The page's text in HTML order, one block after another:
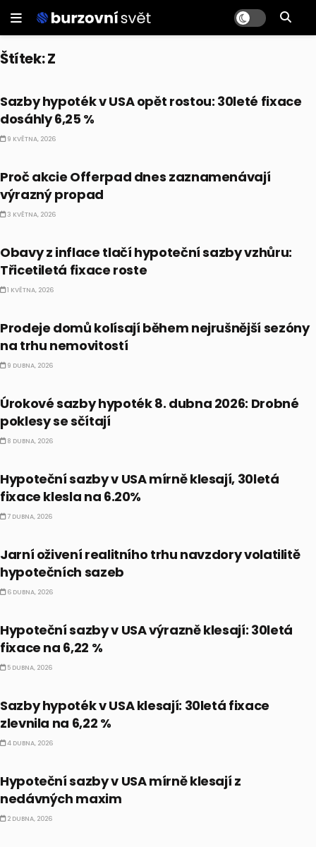
Štítek:Z
Sazby hypoték v USA opět rostou: 30leté fixace
dosáhly 6,25 %
9 KVĚTNA, 2026
Proč akcie Offerpad dnes zaznamenávají
výrazný propad
3 KVĚTNA, 2026
Obavy z inflace tlačí hypoteční sazby vzhůru:
Třicetiletá fixace roste
1 KVĚTNA, 2026
Prodeje domů kolísají během nejrušnější sezóny
na trhu nemovitostí
9 DUBNA, 2026
Úrokové sazby hypoték 8. dubna 2026: Drobné
poklesy se sčítají
8 DUBNA, 2026
Hypoteční sazby v USA mírně klesají, 30letá
fixace klesla na 6.20%
7 DUBNA, 2026
Jarní oživení realitního trhu navzdory volatilitě
hypotečních sazeb
6 DUBNA, 2026
Hypoteční sazby v USA výrazně klesají: 30letá
fixace na 6,22 %
5 DUBNA, 2026
Sazby hypoték v USA klesají: 30letá fixace
zlevnila na 6,22 %
4 DUBNA, 2026
Hypoteční sazby v USA mírně klesají z
nedávných maxim
2 DUBNA, 2026